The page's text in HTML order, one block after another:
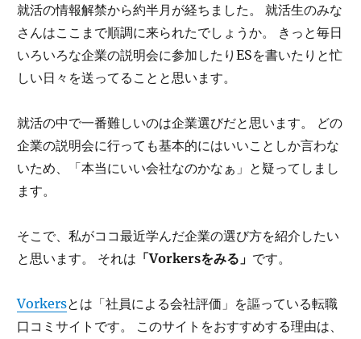
就活の情報解禁から約半月が経ちました。 就活生のみな
さんはここまで順調に来られたでしょうか。 きっと毎日
いろいろな企業の説明会に参加したりESを書いたりと忙
しい日々を送ってることと思います。
就活の中で一番難しいのは企業選びだと思います。 どの
企業の説明会に行っても基本的にはいいことしか言わな
いため、「本当にいい会社なのかなぁ」と疑ってしまし
ます。
そこで、私がココ最近学んだ企業の選び方を紹介したい
と思います。 それは 「Vorkersをみる」 です。
Vorkersとは「社員による会社評価」を謳っている転職
口コミサイトです。 このサイトをおすすめする理由は、